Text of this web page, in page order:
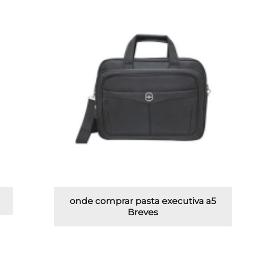
onde comprar pasta executiva a5
Breves